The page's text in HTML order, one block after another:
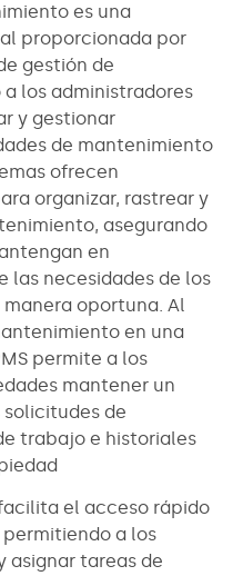
es una
proporcionada por
gestión de
los administradores
y gestionar
de mantenimiento
ofrecen
organizar, rastrear y
asegurando
en
las necesidades de los
oportuna. Al
en una
permite a los
mantener un
solicitudes de
trabajo e historiales
el acceso rápido
a los
asignar tareas de